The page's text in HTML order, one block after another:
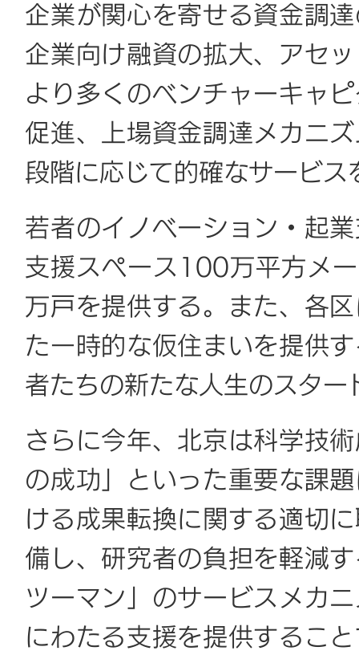
企業が関心を寄せる資金調
企業向け融資の拡大、アセ
より多くのベンチャーキャ
促進、上場資金調達メカニ
段階に応じて的確なサービス
若者のイノベーション・起
支援スペース100万平方メ
万戸を提供する。また、各
た一時的な仮住まいを提供
者たちの新たな人生のスター
さらに今年、北京は科学技
の成功」といった重要な課
ける成果転換に関する適切
備し、研究者の負担を軽減
ツーマン」のサービスメカ
にわたる支援を提供するこ